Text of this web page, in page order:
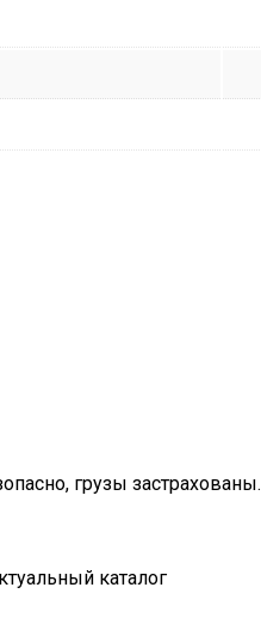
грузы застрахованы.
каталог